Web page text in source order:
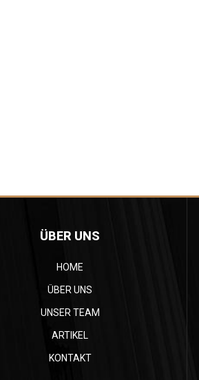
ÜBER UNS
HOME
ÜBER UNS
UNSER TEAM
ARTIKEL
KONTAKT